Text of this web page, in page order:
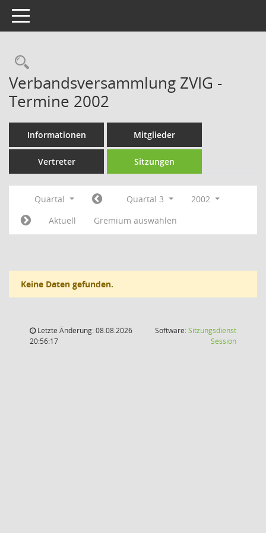
Toggle navigation
Rechercheauswahl
Verbandsversammlung ZVIG -
Termine 2002
Informationen Mitglieder
Vertreter Sitzungen
Quartal Quartal 3
2002
Aktuell
Gremium auswählen
Keine Daten gefunden.
Letzte Änderung: 08.08.2026
20:56:17
Software:Sitzungsdienst
Session(Wird in